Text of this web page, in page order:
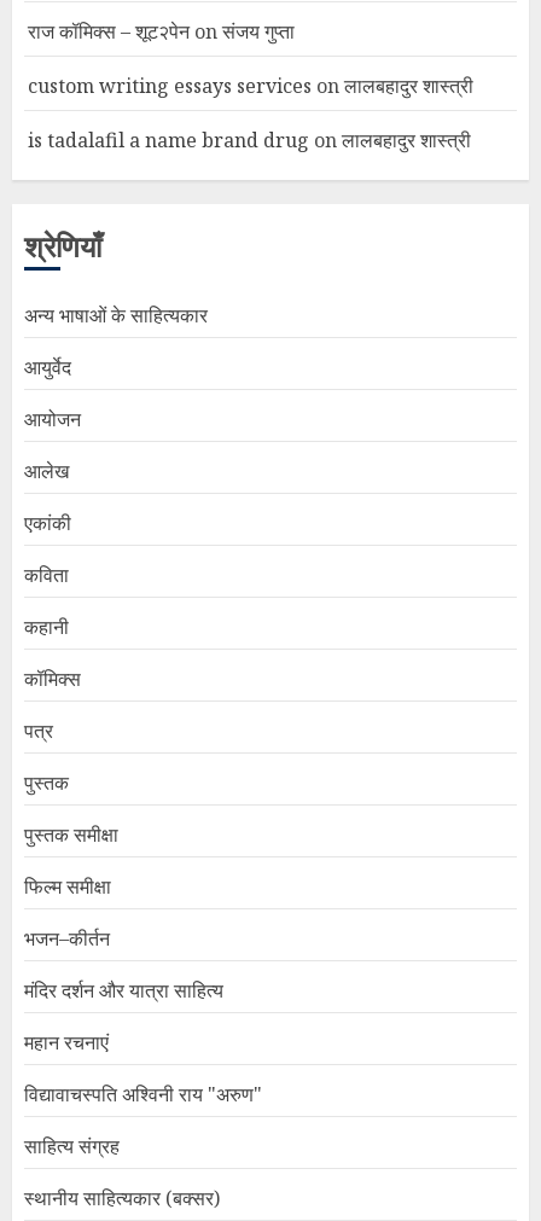
राज कॉमिक्स – शूट२पेनonसंजय गुप्ता
custom writing essays services onलालबहादुर शास्त्री
is tadalafil a name brand drug onलालबहादुर शास्त्री
श्रेणियाँ
अन्य भाषाओं के साहित्यकार
आयुर्वेद
आयोजन
आलेख
एकांकी
कविता
कहानी
कॉमिक्स
पत्र
पुस्तक
पुस्तक समीक्षा
फिल्म समीक्षा
भजन–कीर्तन
मंदिर दर्शन और यात्रा साहित्य
महान रचनाएं
विद्यावाचस्पति अश्विनी राय "अरुण"
साहित्य संग्रह
स्थानीय साहित्यकार (बक्सर)